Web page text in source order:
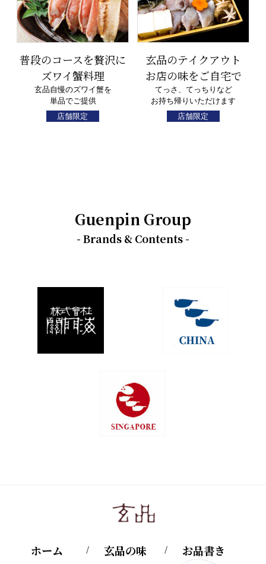
普段のコースを贅沢に
ズワイ蟹料理
玄品自慢のズワイ蟹を
単品でご提供
店舗限定
玄品のテイクアウト
お店の味をご自宅で
てっさ、てっちりなど
お持ち帰りいただけます
店舗限定
Guenpin Group
- Brands & Contents -
ホーム 玄品の味
お品書き